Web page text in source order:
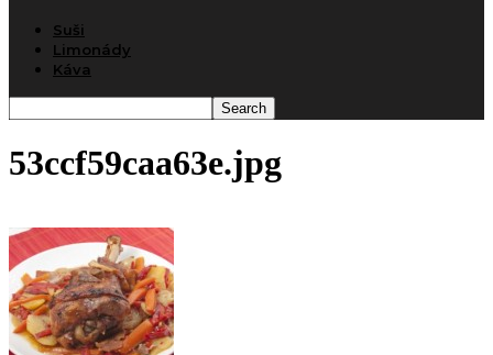
Suši
Limonády
Káva
53ccf59caa63e.jpg